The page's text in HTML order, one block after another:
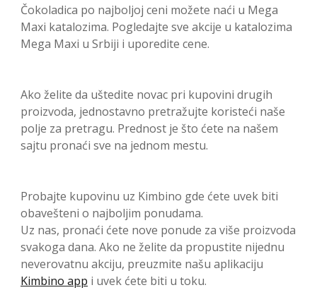
Čokoladica po najboljoj ceni možete naći u Mega
Maxi katalozima. Pogledajte sve akcije u katalozima
Mega Maxi u Srbiji i uporedite cene.
Ako želite da uštedite novac pri kupovini drugih
proizvoda, jednostavno pretražujte koristeći naše
polje za pretragu. Prednost je što ćete na našem
sajtu pronaći sve na jednom mestu.
Probajte kupovinu uz Kimbino gde ćete uvek biti
obavešteni o najboljim ponudama.
Uz nas, pronaći ćete nove ponude za više proizvoda
svakoga dana. Ako ne želite da propustite nijednu
neverovatnu akciju, preuzmite našu aplikaciju
Kimbino app i uvek ćete biti u toku.